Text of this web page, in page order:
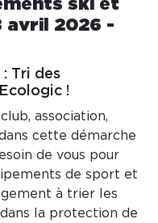
ski et
avril 2026 -
Tri des
!
association,
cette démarche
de vous pour
de sport et
à trier les
la protection de